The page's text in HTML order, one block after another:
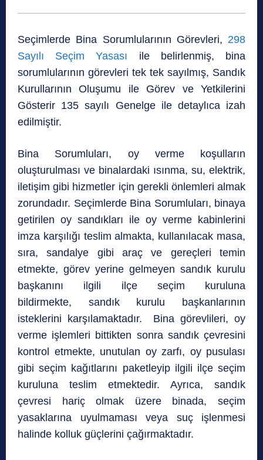
Seçimlerde Bina Sorumlularının Görevleri, 298
Sayılı Seçim Yasası ile belirlenmiş, bina
sorumlularının görevleri tek tek sayılmış, Sandık
Kurullarının Oluşumu ile Görev ve Yetkilerini
Gösterir 135 sayılı Genelge ile detaylıca izah
edilmiştir.
Bina Sorumluları, oy verme koşulların
oluşturulması ve binalardaki ısınma, su, elektrik,
iletişim gibi hizmetler için gerekli önlemleri almak
zorundadır. Seçimlerde Bina Sorumluları, binaya
getirilen oy sandıkları ile oy verme kabinlerini
imza karşılığı teslim almakta, kullanılacak masa,
sıra, sandalye gibi araç ve gereçleri temin
etmekte, görev yerine gelmeyen sandık kurulu
başkanını ilgili ilçe seçim kuruluna
bildirmekte, sandık kurulu başkanlarının
isteklerini karşılamaktadır. Bina görevlileri, oy
verme işlemleri bittikten sonra sandık çevresini
kontrol etmekte, unutulan oy zarfı, oy pusulası
gibi seçim kağıtlarını paketleyip ilgili ilçe seçim
kuruluna teslim etmektedir. Ayrıca, sandık
çevresi hariç olmak üzere binada, seçim
yasaklarına uyulmaması veya suç işlenmesi
halinde kolluk güçlerini çağırmaktadır.